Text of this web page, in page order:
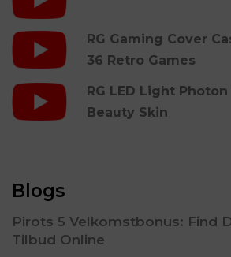
RG Gaming Cover
36 Retro Games
RG LED Light
Beauty Skin
Blogs
Pirots 5 Velkomstbonus: Find
Tilbud Online